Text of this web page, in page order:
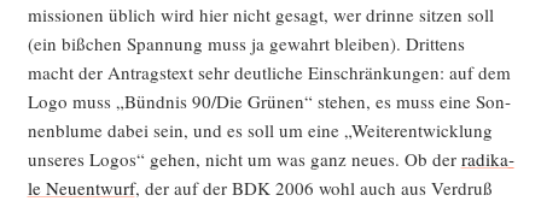
mis­sio­nen üblich wird hier nicht gesagt, wer drin­ne sit­zen soll
(ein biß­chen Span­nung muss ja gewahrt blei­ben). Drit­tens
macht der Antrags­text sehr deut­li­che Ein­schrän­kun­gen: auf dem
Logo muss „Bünd­nis 90/Die Grü­nen“ ste­hen, es muss eine Son­
nen­blu­me dabei sein, und es soll um eine „Wei­ter­ent­wick­lung
unse­res Logos“ gehen, nicht um was ganz neu­es. Ob der radi­ka­
le Neu­ent­wurf, der auf der BDK 2006 wohl auch aus Ver­druß